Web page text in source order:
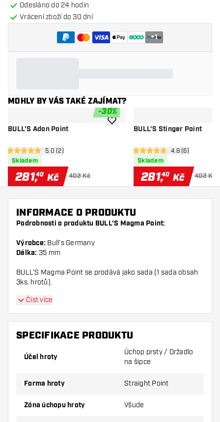
Odesláno do 24 hodin
Vrácení zboží do 30 dní
+1
MOHLY BY VÁS TAKÉ ZAJÍMAT?
-30%
BULL'S Adon Point
otevřít panel recenzí
5 hodnoticí hvězdičky
5.0 (2)
Skladem
281,40 Kč 402 Kč
Přidat do seznamu přání
BULL'S Stinger Point
otevřít panel
4.8 hodnoticí hvězdičky
4.8 (6)
Skladem
281,40 Kč 402 Kč
INFORMACE O PRODUKTU
Podrobnosti o produktu BULL'S Magma Point:
Výrobce: Bull's Germany
Délka: 35 mm
BULL'S Magma Point se prodává jako sada (1 sada obsah
3ks. hrotů).
Číst více
SPECIFIKACE PRODUKTU
Účel hroty
Úchop prsty / Držadlo
na šipce
Forma hroty Straight Point
Zóna úchopu hroty Všude